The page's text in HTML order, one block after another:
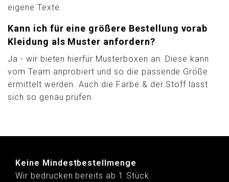
eigene Texte.
Kann ich für eine größere Bestellung vorab
Kleidung als Muster anfordern?
Ja - wir bieten hierfür Musterboxen an. Diese kann
vom Team anprobiert und so die passende Größe
ermittelt werden. Auch die Farbe & der Stoff lässt
sich so genau prüfen.
Keine Mindestbestellmenge
Wir bedrucken bereits ab 1 Stück.